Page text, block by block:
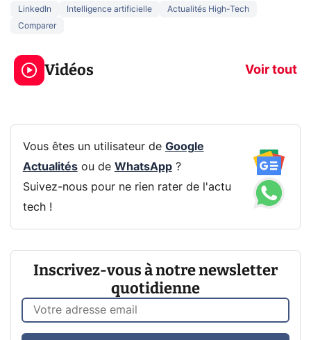
LinkedIn Intelligence artificielle
Actualités High-Tech
Comparer
Vidéos Voir tout
5 générations de
jeux dans la
prochaine Xbox !
navigation
Vous êtes un utilisateur de Google
Actualitésou de WhatsApp?
Suivez-nous pour ne rien rater de l'actu
tech !
Inscrivez-vous à notre newsletter
quotidienne